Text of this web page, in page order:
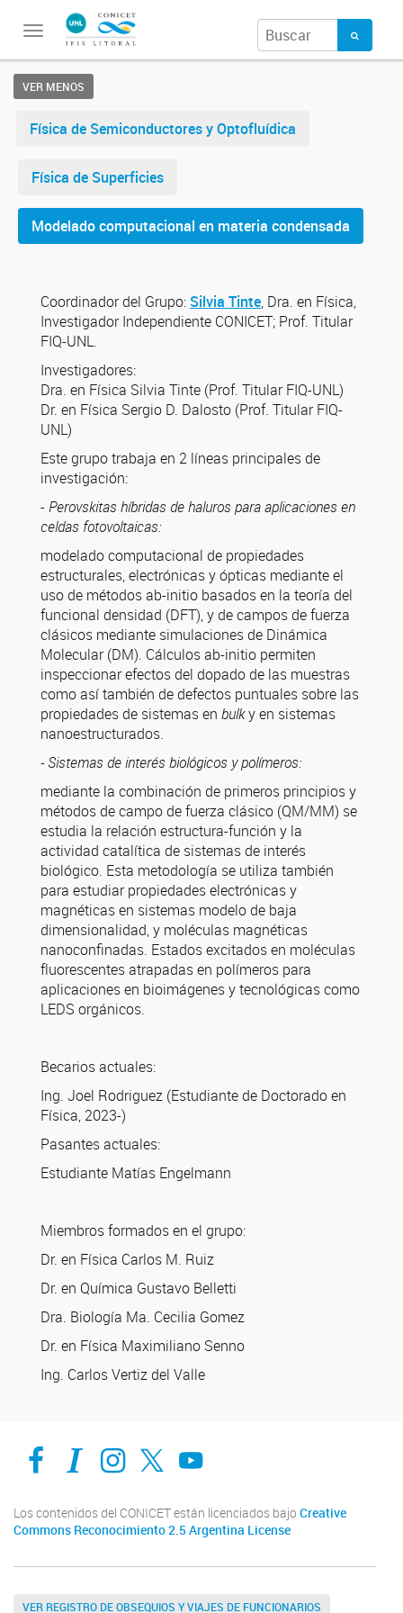
Toggle
VER MENOS
Física de Semiconductores y Optofluídica
Física de Superficies
Modelado computacional en materia condensada
Coordinador del Grupo: Silvia Tinte, Dra. en Física,
Investigador Independiente CONICET; Prof. Titular
FIQ-UNL.
Investigadores:
Dra. en Física Silvia Tinte (Prof. Titular FIQ-UNL)
Dr. en Física Sergio D. Dalosto (Prof. Titular FIQ-
UNL)
Este grupo trabaja en 2 líneas principales de
investigación:
-Perovskitas híbridas de haluros para aplicaciones en
celdas fotovoltaicas:
modelado computacional de propiedades
estructurales, electrónicas y ópticas mediante el
uso de métodos ab-initio basados en la teoría del
funcional densidad (DFT), y de campos de fuerza
clásicos mediante simulaciones de Dinámica
Molecular (DM). Cálculos ab-initio permiten
inspeccionar efectos del dopado de las muestras
como así también de defectos puntuales sobre las
propiedades de sistemas en bulky en sistemas
nanoestructurados.
- Sistemas de interés biológicos y polímeros:
mediante la combinación de primeros principios y
métodos de campo de fuerza clásico (QM/MM) se
estudia la relación estructura-función y la
actividad catalítica de sistemas de interés
biológico. Esta metodología se utiliza también
para estudiar propiedades electrónicas y
magnéticas en sistemas modelo de baja
dimensionalidad, y moléculas magnéticas
nanoconfinadas. Estados excitados en moléculas
fluorescentes atrapadas en polímeros para
aplicaciones en bioimágenes y tecnológicas como
LEDS orgánicos.
Becarios actuales:
Ing. Joel Rodriguez (Estudiante de Doctorado en
Física, 2023-)
Pasantes actuales:
Estudiante Matías Engelmann
Miembros formados en el grupo:
Dr. en Física Carlos M. Ruiz
Dr. en Química Gustavo Belletti
Dra. Biología Ma. Cecilia Gomez
Dr. en Física Maximiliano Senno
Ing. Carlos Vertiz del Valle
Facebook
Intranet-IFISInstagram
X YouTube
Los contenidos del CONICET están licenciados bajo Creative
Commons Reconocimiento 2.5 Argentina License
VER REGISTRO DE OBSEQUIOS Y VIAJES DE FUNCIONARIOS